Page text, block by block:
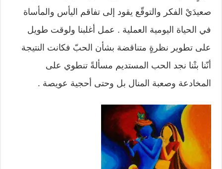
صعيدَيْ الفكر والتوقّع يقود إلى تفاقم اليأس والمأساة
في الحياة اليومية العملية . عمل أغلبنا ولوقت طويل
على تطوير نظرةٍ متناقضة بشأن الحبّ فكانت النتيجة
أنّنا بتْنا نجد الحب المستديم مسألةً تنطوي على
المخادعة وصعبة المنال بل وحتى أحجية عويصة .